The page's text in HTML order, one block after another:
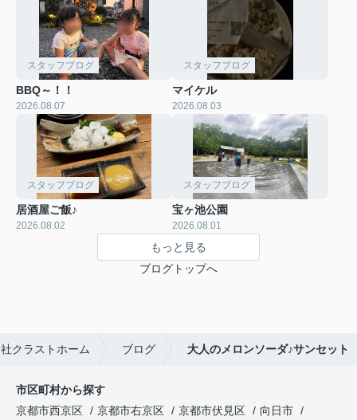
スタッフブログ
BBQ～！！
2026.08.07
スタッフブログ
マイケル
2026.08.03
スタッフブログ
居酒屋ご飯♪
2026.08.02
スタッフブログ
宝ヶ池公園
2026.08.01
もっと見る
ブログトップへ
クラストホーム ブログ 大人のメロンソーダ♪サンセット
市区町村から探す
京都市西京区
京都市右京区 京都市伏見区
向日市